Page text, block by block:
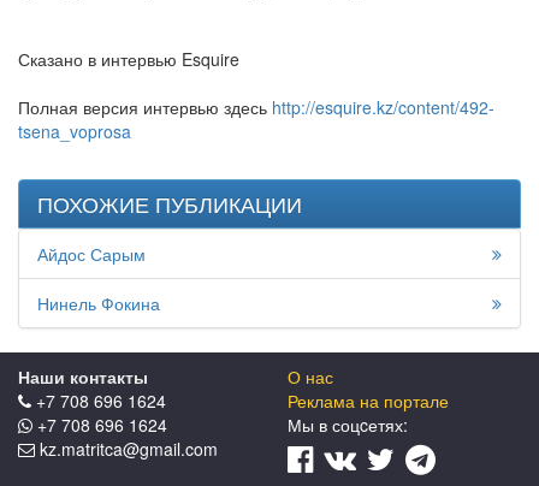
Сказано в интервью Esquire
Полная версия интервью здесь http://esquire.kz/content/492-
tsena_voprosa
ПОХОЖИЕ ПУБЛИКАЦИИ
Айдос Сарым
Нинель Фокина
Наши контакты
+7 708 696 1624
+7 708 696 1624
kz.matritca@gmail.com
О нас
Реклама на портале
Мы в соцcетях: